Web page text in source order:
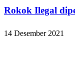
Rokok Ilegal
14 Desember 2021